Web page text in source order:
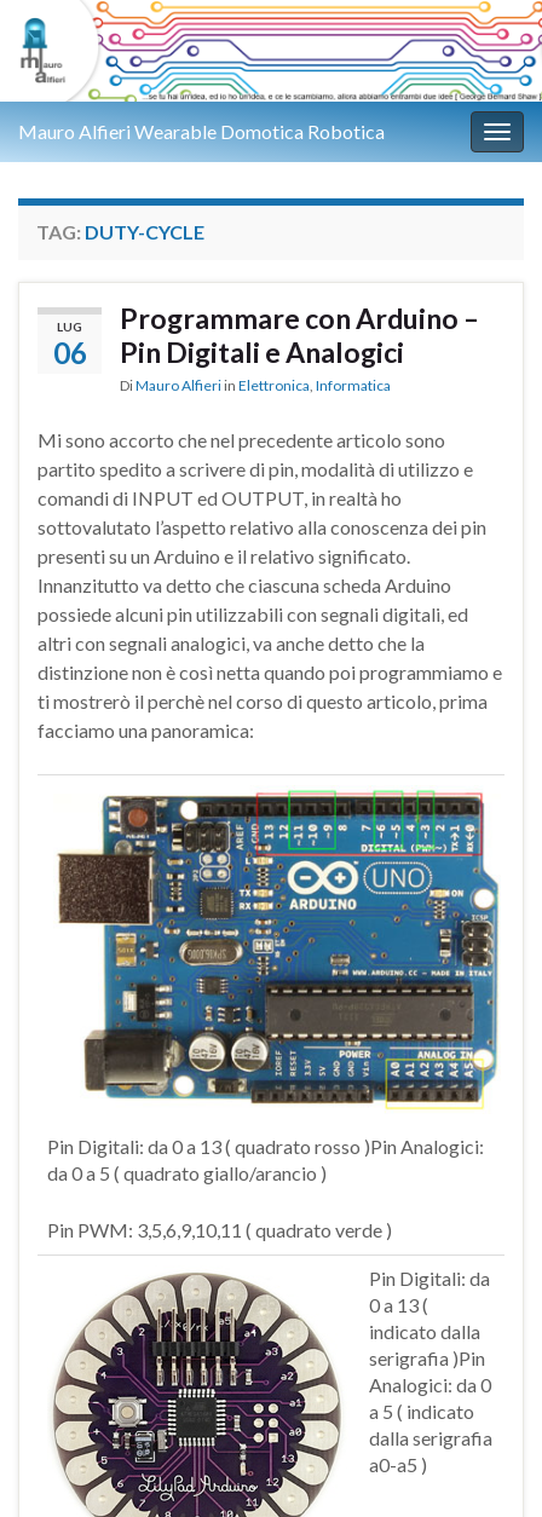
Mauro Alfieri Wearable Domotica Robotica
TAG: DUTY-CYCLE
LUG
06
Programmare con Arduino –
Pin Digitali e Analogici
DiMauro Alfieri in Elettronica, Informatica
Mi sono accorto che nel precedente articolo sono
partito spedito a scrivere di pin, modalità di utilizzo e
comandi di INPUT ed OUTPUT, in realtà ho
sottovalutato l’aspetto relativo alla conoscenza dei pin
presenti su un Arduino e il relativo significato.
Innanzitutto va detto che ciascuna scheda Arduino
possiede alcuni pin utilizzabili con segnali digitali, ed
altri con segnali analogici, va anche detto che la
distinzione non è così netta quando poi programmiamo e
ti mostrerò il perchè nel corso di questo articolo, prima
facciamo una panoramica:
Pin Digitali: da 0 a 13 ( quadrato rosso )Pin Analogici:
da 0 a 5 ( quadrato giallo/arancio )
Pin PWM: 3,5,6,9,10,11 ( quadrato verde )
Pin Digitali: da
0 a 13 (
indicato dalla
serigrafia )Pin
Analogici: da 0
a 5 ( indicato
dalla serigrafia
a0-a5 )